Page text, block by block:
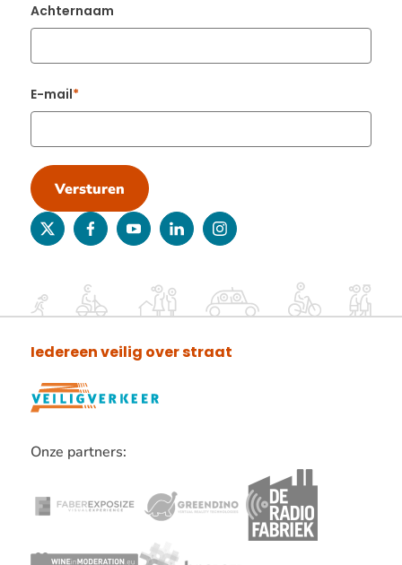
Achternaam
E-mail
Versturen
twitterfacebookyoutubelinkedininstagram
Iedereen veilig over straat
Onze partners:
verder
onze